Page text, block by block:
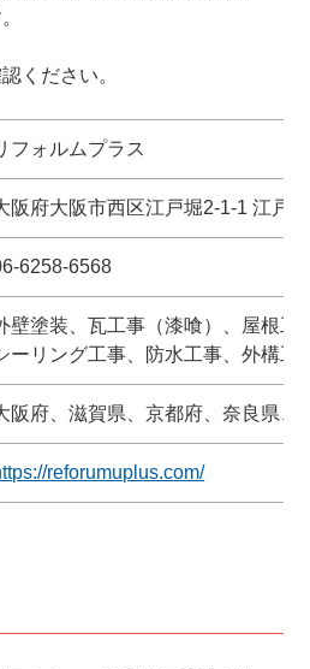
ください。
フォルムプラス
阪府大阪市西区江戸堀2-1-1 江戸
6258-6568
壁塗装、瓦工事（漆喰）、屋根工
ーリング工事、防水工事、外構工
阪府、滋賀県、京都府、奈良県、
reforumuplus.com/